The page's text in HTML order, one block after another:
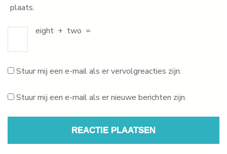
plaats.
eight + two =
Stuur mij een e-mail als er vervolgreacties zijn.
Stuur mij een e-mail als er nieuwe berichten zijn.